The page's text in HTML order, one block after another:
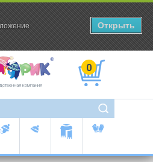
компания
0
Открыть